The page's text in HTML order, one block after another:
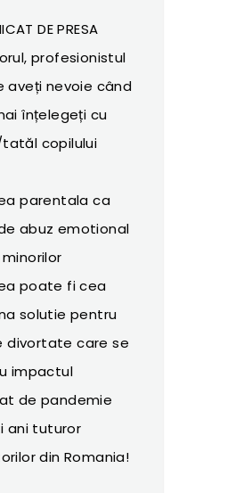
DE PRESA
profesionistul
aveți nevoie când
înțelegeți cu
copilului
parentala ca
abuz emotional
poate fi cea
solutie pentru
divortate care se
impactul
de pandemie
ani tuturor
din Romania!